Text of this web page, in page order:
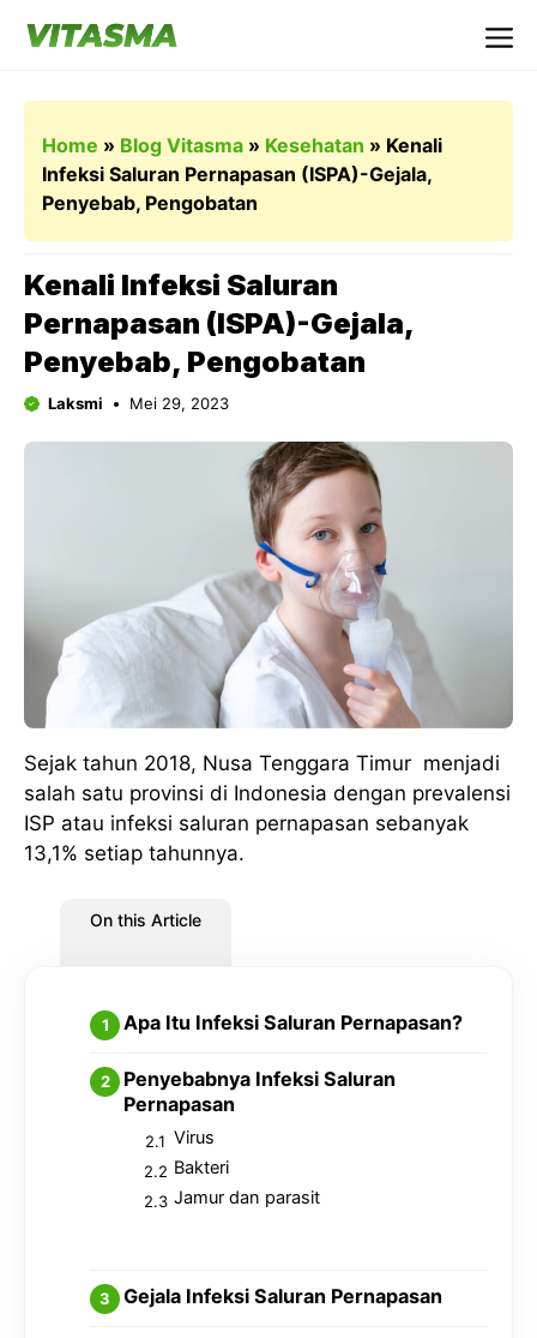
Home » Blog Vitasma » Kesehatan » Kenali
Infeksi Saluran Pernapasan (ISPA)-Gejala,
Penyebab, Pengobatan
Kenali Infeksi Saluran
Pernapasan (ISPA)-Gejala,
Penyebab, Pengobatan
Laksmi Mei 29, 2023
Sejak tahun 2018, Nusa Tenggara Timur menjadi
salah satu provinsi di Indonesia dengan prevalensi
ISP atau infeksi saluran pernapasan sebanyak
13,1% setiap tahunnya.
On this Article
Apa Itu Infeksi Saluran Pernapasan?
Penyebabnya Infeksi Saluran
Pernapasan
Virus
Bakteri
Jamur dan parasit
Gejala Infeksi Saluran Pernapasan